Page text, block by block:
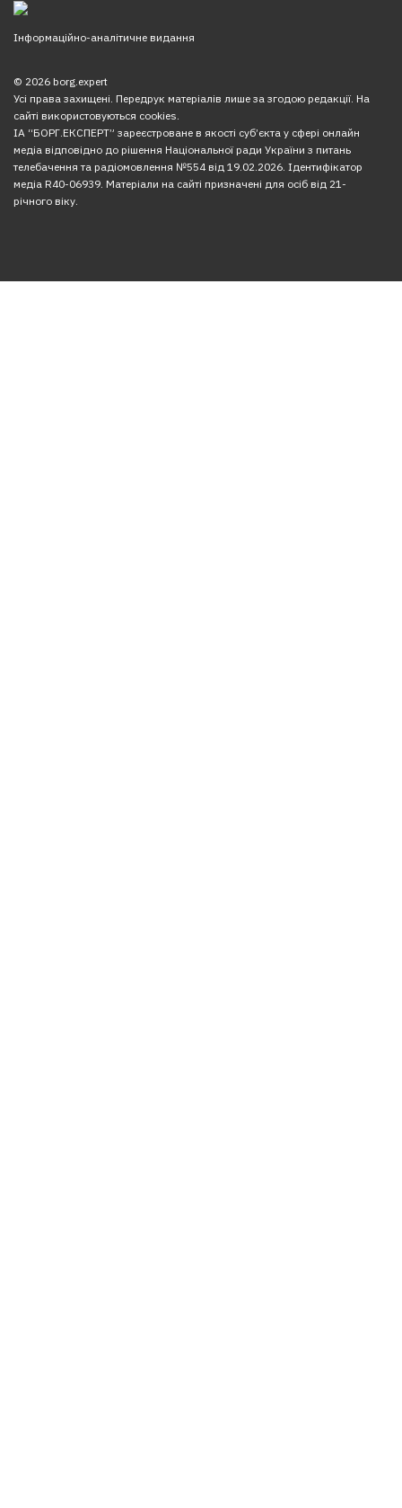
Інформаційно-аналітичне видання
© 2026 borg.expert
Усі права захищені. Передрук матеріалів лише за згодою редакції. На
сайті використовуються cookies.
ІА “БОРГ.ЕКСПЕРТ” зареєстроване в якості суб’єкта у сфері онлайн
медіа відповідно до рішення Національної ради України з питань
телебачення та радіомовлення №554 від 19.02.2026. Ідентифікатор
медіа R40-06939. Матеріали на сайті призначені для осіб від 21-
річного віку.